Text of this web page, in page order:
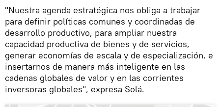
"Nuestra agenda estratégica nos obliga a trabajar
para definir políticas comunes y coordinadas de
desarrollo productivo, para ampliar nuestra
capacidad productiva de bienes y de servicios,
generar economías de escala y de especialización, e
insertarnos de manera más inteligente en las
cadenas globales de valor y en las corrientes
inversoras globales", expresa Solá.